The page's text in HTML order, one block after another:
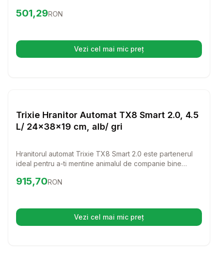
doresti, chiar si atunci cand nu esti acasa.
Preț: 501.29 RON
501,29RON
Vezi cel mai mic preț(se deschide într-o filă nouă)
Hranitoare inteligente
Trixie Hranitor Automat TX8 Smart 2.0, 4.5
L/ 24x38x19 cm, alb/ gri
Hranitorul automat Trixie TX8 Smart 2.0 este partenerul
ideal pentru a-ti mentine animalul de companie bine
aplicatie si camera integrata, poti avea mereu grija de
Preț: 915.70
915,70RON
Vezi cel mai mic preț(se deschide într-o filă nouă)